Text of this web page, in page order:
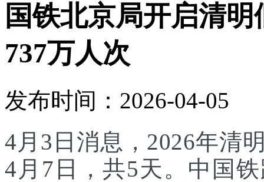
国铁北京局开启清
737万人次
发布时间：2026-04-05
4月3日消息，2026年清
4月7日，共5天。中国